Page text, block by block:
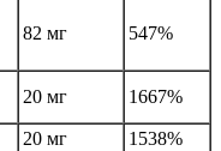
82 мг 547%
20 мг 1667%
20 мг
1538%